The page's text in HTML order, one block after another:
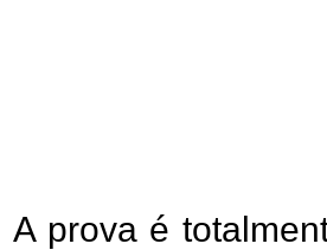
A prova é